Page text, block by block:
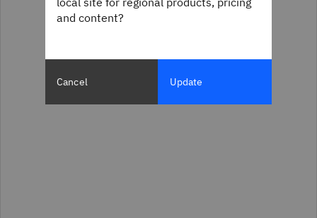
and content?
Cancel Update